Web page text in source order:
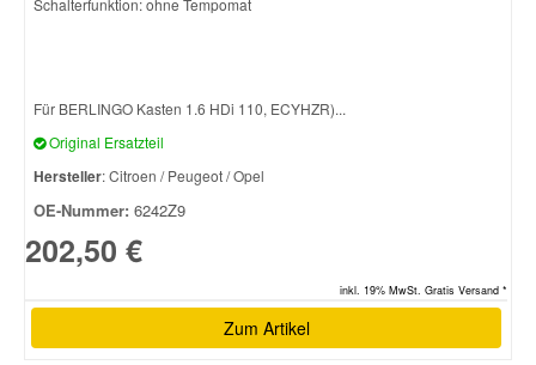
Für BERLINGO Kasten 1.6 HDi 110, ECYHZR)...
Original Ersatzteil
Hersteller: Citroen / Peugeot / Opel
OE-Nummer: 6242Z9
202,50 €
inkl. 19% MwSt. Gratis Versand *
Zum Artikel